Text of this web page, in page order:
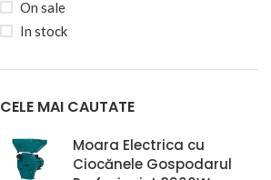
On sale
In stock
CELE MAI CAUTATE
Moara Electrica cu
Ciocănele Gospodarul